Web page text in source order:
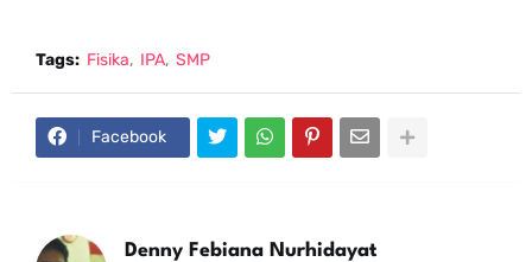
Tags: Fisika IPA SMP
Facebook
Denny Febiana Nurhidayat